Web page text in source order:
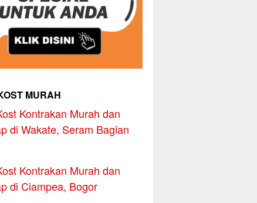
MURAH
Kontrakan Murah dan
di Wakate, Seram Bagian
Kontrakan Murah dan
di Ciampea, Bogor